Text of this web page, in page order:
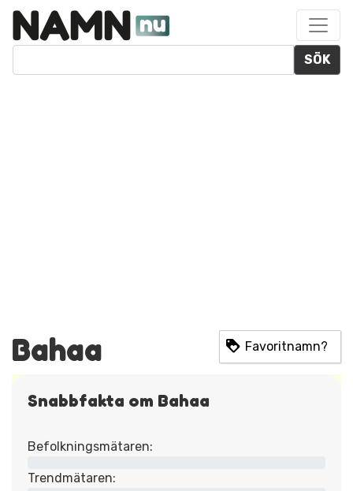
SÖK
Bahaa Favoritnamn?
Snabbfakta om Bahaa
Befolkningsmätaren:
Trendmätaren: